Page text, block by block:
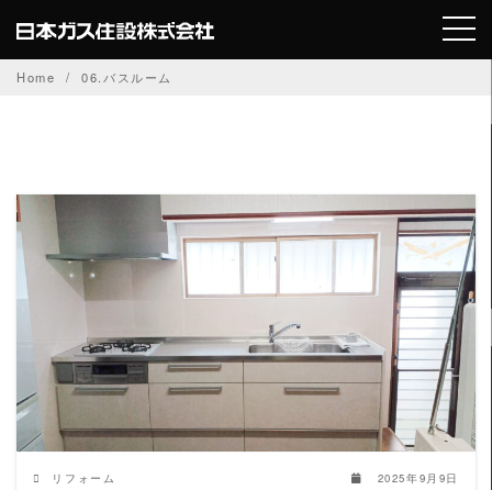
to
content
Home 06.バスルーム
READ MORE
リフォーム 2025年9月9日